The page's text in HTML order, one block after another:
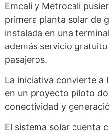
Emcali y Metrocali
primera planta solar de
instalada en una
además servicio
pasajeros.
La iniciativa convierte a
en un proyecto piloto
conectividad y
El sistema solar cuenta